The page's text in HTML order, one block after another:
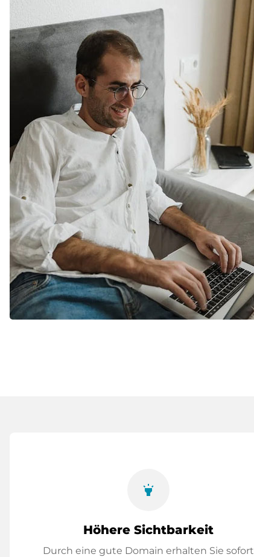
highlight
Höhere Sichtbarkeit
Durch eine gute Domain erhalten Sie sofort